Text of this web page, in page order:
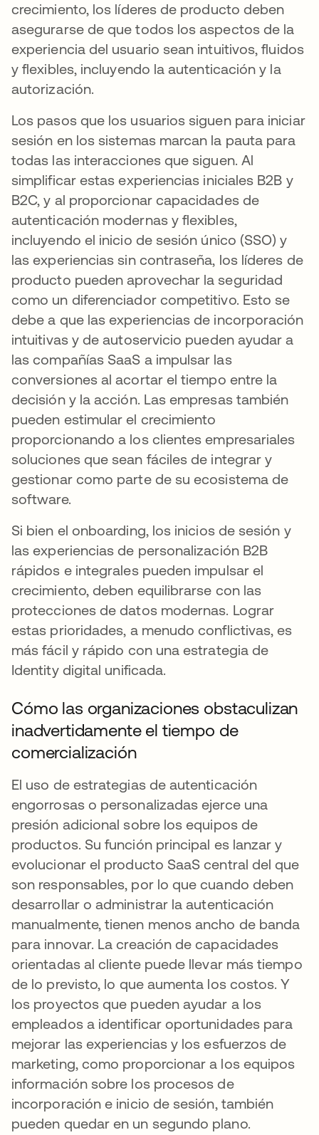
crecimiento, los líderes de producto deben
asegurarse de que todos los aspectos de la
experiencia del usuario sean intuitivos, fluidos
y flexibles, incluyendo la autenticación y la
autorización.
Los pasos que los usuarios siguen para iniciar
sesión en los sistemas marcan la pauta para
todas las interacciones que siguen. Al
simplificar estas experiencias iniciales B2B y
B2C, y al proporcionar capacidades de
autenticación modernas y flexibles,
incluyendo el inicio de sesión único (SSO) y
las experiencias sin contraseña, los líderes de
producto pueden aprovechar la seguridad
como un diferenciador competitivo. Esto se
debe a que las experiencias de incorporación
intuitivas y de autoservicio pueden ayudar a
las compañías SaaS a impulsar las
conversiones al acortar el tiempo entre la
decisión y la acción. Las empresas también
pueden estimular el crecimiento
proporcionando a los clientes empresariales
soluciones que sean fáciles de integrar y
gestionar como parte de su ecosistema de
software.
Si bien el onboarding, los inicios de sesión y
las experiencias de personalización B2B
rápidos e integrales pueden impulsar el
crecimiento, deben equilibrarse con las
protecciones de datos modernas. Lograr
estas prioridades, a menudo conflictivas, es
más fácil y rápido con una estrategia de
Identity digital unificada.
Cómo las organizaciones obstaculizan
inadvertidamente el tiempo de
comercialización
El uso de estrategias de autenticación
engorrosas o personalizadas ejerce una
presión adicional sobre los equipos de
productos. Su función principal es lanzar y
evolucionar el producto SaaS central del que
son responsables, por lo que cuando deben
desarrollar o administrar la autenticación
manualmente, tienen menos ancho de banda
para innovar. La creación de capacidades
orientadas al cliente puede llevar más tiempo
de lo previsto, lo que aumenta los costos. Y
los proyectos que pueden ayudar a los
empleados a identificar oportunidades para
mejorar las experiencias y los esfuerzos de
marketing, como proporcionar a los equipos
información sobre los procesos de
incorporación e inicio de sesión, también
pueden quedar en un segundo plano.